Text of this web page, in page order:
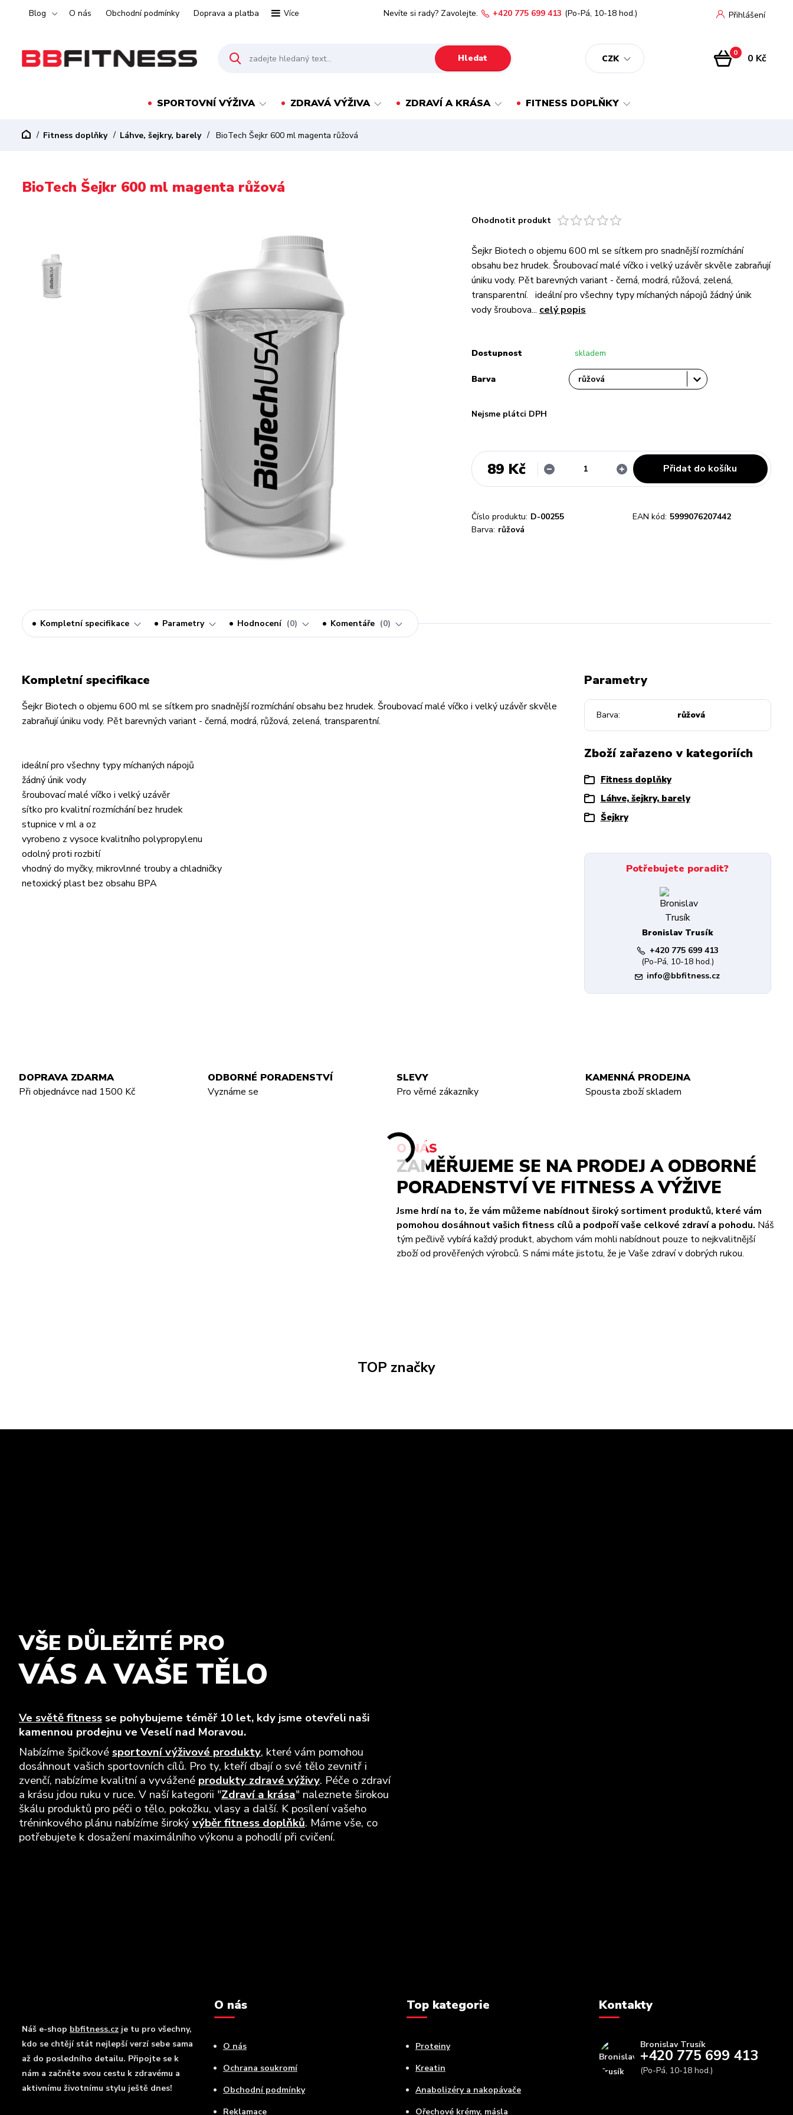
Blog O nás Obchodní podmínky Doprava a platba Více
CZK
Přihlášení
Hledat
Nevíte si rady? Zavolejte. +420 775 699 413 (Po-Pá, 10-18 hod.)
0 0 Kč
SPORTOVNÍ VÝŽIVA ZDRAVÁ VÝŽIVA ZDRAVÍ A KRÁSA FITNESS DOPLŇKY
Fitness doplňky Láhve, šejkry, barely BioTech Šejkr 600 ml magenta růžová
BioTech Šejkr 600 ml magenta růžová
Ohodnotit produkt
Šejkr Biotech o objemu 600 ml se sítkem pro snadnější rozmíchání
obsahu bez hrudek. Šroubovací malé víčko i velký uzávěr skvěle zabraňují
úniku vody. Pět barevných variant - černá, modrá, růžová, zelená,
transparentní. ideální pro všechny typy míchaných nápojů žádný únik
vody šroubova... celý popis
Dostupnost skladem
Barva
Nejsme plátci DPH
89 Kč Přidat do košíku
Číslo produktu: D-00255 EAN kód: 5999076207442
Barva: růžová
Kompletní specifikace Parametry Hodnocení 0 Komentáře 0
Kompletní specifikace
Šejkr Biotech o objemu 600 ml se sítkem pro snadnější rozmíchání obsahu bez hrudek. Šroubovací malé víčko i velký uzávěr skvěle
zabraňují úniku vody. Pět barevných variant - černá, modrá, růžová, zelená, transparentní.
ideální pro všechny typy míchaných nápojů
žádný únik vody
šroubovací malé víčko i velký uzávěr
sítko pro kvalitní rozmíchání bez hrudek
stupnice v ml a oz
vyrobeno z vysoce kvalitního polypropylenu
odolný proti rozbití
vhodný do myčky, mikrovlnné trouby a chladničky
netoxický plast bez obsahu BPA
Parametry
Barva růžová
Zboží zařazeno v kategoriích
Fitness doplňky
Láhve, šejkry, barely
Šejkry
Potřebujete poradit?
Bronislav Trusík
+420 775 699 413
(Po-Pá, 10-18 hod.)
info@bbfitness.cz
DOPRAVA ZDARMA
Při objednávce nad 1500 Kč
ODBORNÉ PORADENSTVÍ
Vyznáme se
SLEVY
Pro věrné zákazníky
KAMENNÁ PRODEJNA
Spousta zboží skladem
O NÁS
ZAMĚŘUJEME SE NA PRODEJ A ODBORNÉ
PORADENSTVÍ VE FITNESS A VÝŽIVE
Jsme hrdí na to, že vám můžeme nabídnout široký sortiment produktů, které vám
pomohou dosáhnout vašich fitness cílů a podpoří vaše celkové zdraví a pohodu. Náš
tým pečlivě vybírá každý produkt, abychom vám mohli nabídnout pouze to nejkvalitnější
zboží od prověřených výrobců. S námi máte jistotu, že je Vaše zdraví v dobrých rukou.
TOP značky
VŠE DŮLEŽITÉ PRO
VÁS A VAŠE TĚLO
Ve světě fitness se pohybujeme téměř 10 let, kdy jsme otevřeli naši
kamennou prodejnu ve Veselí nad Moravou.
Nabízíme špičkové sportovní výživové produkty, které vám pomohou
dosáhnout vašich sportovních cílů. Pro ty, kteří dbají o své tělo zevnitř i
zvenčí, nabízíme kvalitní a vyvážené produkty zdravé výživy. Péče o zdraví
a krásu jdou ruku v ruce. V naší kategorii "Zdraví a krása" naleznete širokou
škálu produktů pro péči o tělo, pokožku, vlasy a další. K posílení vašeho
tréninkového plánu nabízíme širokývýběr fitness doplňků. Máme vše, co
potřebujete k dosažení maximálního výkonu a pohodlí při cvičení.
Náš e-shop bbfitness.cz je tu pro všechny,
kdo se chtějí stát nejlepší verzí sebe sama
až do posledního detailu. Připojte se k
nám a začněte svou cestu k zdravému a
aktivnímu životnímu stylu ještě dnes!
O nás
O nás
Ochrana soukromí
Obchodní podmínky
Reklamace
Top kategorie
Proteiny
Kreatin
Anabolizéry a nakopávače
Ořechové krémy, másla
Kontakty
Bronislav Trusík
+420 775 699 413
(Po-Pá, 10-18 hod.)